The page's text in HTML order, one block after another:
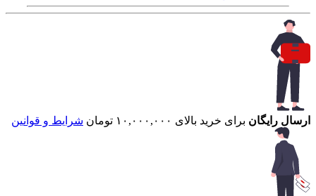
ارسال رایگان برای خرید بالای ۱۰,۰۰۰,۰۰۰ تومان شرایط و قوانین